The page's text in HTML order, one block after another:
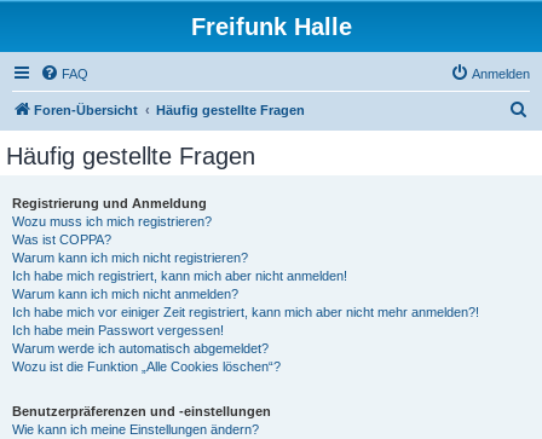
Freifunk Halle
FAQ Anmelden
Foren-Übersicht Häufig gestellte Fragen
Häufig gestellte Fragen
Registrierung und Anmeldung
Wozu muss ich mich registrieren?
Was ist COPPA?
Warum kann ich mich nicht registrieren?
Ich habe mich registriert, kann mich aber nicht anmelden!
Warum kann ich mich nicht anmelden?
Ich habe mich vor einiger Zeit registriert, kann mich aber nicht mehr anmelden?!
Ich habe mein Passwort vergessen!
Warum werde ich automatisch abgemeldet?
Wozu ist die Funktion „Alle Cookies löschen“?
Benutzerpräferenzen und -einstellungen
Wie kann ich meine Einstellungen ändern?